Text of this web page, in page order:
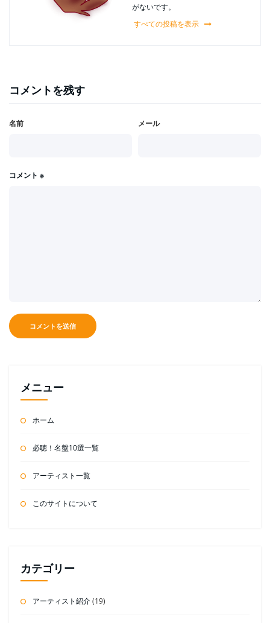
がないです。
すべての投稿を表示
コメントを残す
名前 メール
コメント ※
メニュー
ホーム
必聴！名盤10選一覧
アーティスト一覧
このサイトについて
カテゴリー
アーティスト紹介(19)